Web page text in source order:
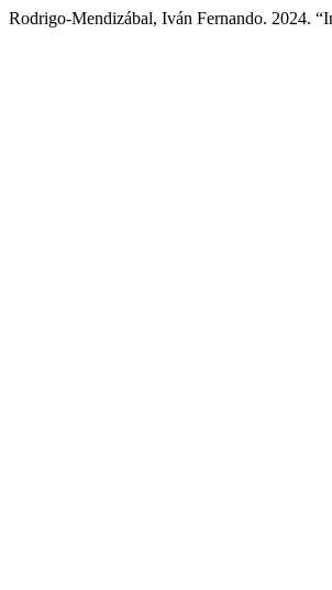
Rodrigo-Mendizábal, Iván Fernando. 2024.